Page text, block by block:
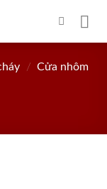
/ Cửa nhôm